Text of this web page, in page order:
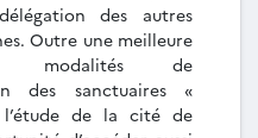
des autres
Outre une meilleure
modalités de
des sanctuaires «
l’étude de la cité de